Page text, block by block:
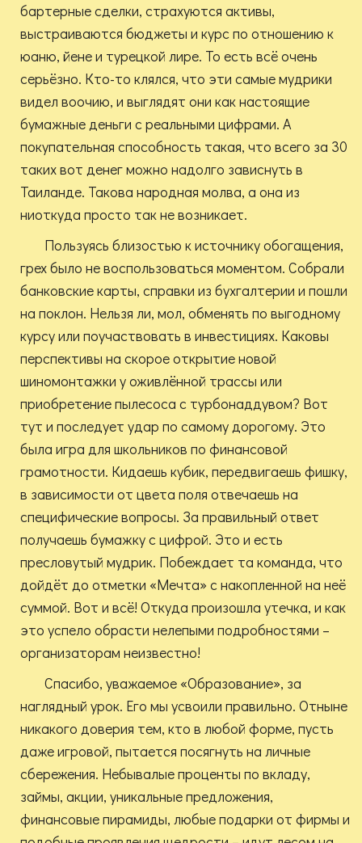
бартерные сделки, страхуются активы,
выстраиваются бюджеты и курс по отношению к
юаню, йене и турецкой лире. То есть всё очень
серьёзно. Кто-то клялся, что эти самые мудрики
видел воочию, и выглядят они как настоящие
бумажные деньги с реальными цифрами. А
покупательная способность такая, что всего за 30
таких вот денег можно надолго зависнуть в
Таиланде. Такова народная молва, а она из
ниоткуда просто так не возникает.
Пользуясь близостью к источнику обогащения,
грех было не воспользоваться моментом. Собрали
банковские карты, справки из бухгалтерии и пошли
на поклон. Нельзя ли, мол, обменять по выгодному
курсу или поучаствовать в инвестициях. Каковы
перспективы на скорое открытие новой
шиномонтажки у оживлённой трассы или
приобретение пылесоса с турбонаддувом? Вот
тут и последует удар по самому дорогому. Это
была игра для школьников по финансовой
грамотности. Кидаешь кубик, передвигаешь фишку,
в зависимости от цвета поля отвечаешь на
специфические вопросы. За правильный ответ
получаешь бумажку с цифрой. Это и есть
пресловутый мудрик. Побеждает та команда, что
дойдёт до отметки «Мечта» с накопленной на неё
суммой. Вот и всё! Откуда произошла утечка, и как
это успело обрасти нелепыми подробностями –
организаторам неизвестно!
Спасибо, уважаемое «Образование», за
наглядный урок. Его мы усвоили правильно. Отныне
никакого доверия тем, кто в любой форме, пусть
даже игровой, пытается посягнуть на личные
сбережения. Небывалые проценты по вкладу,
займы, акции, уникальные предложения,
финансовые пирамиды, любые подарки от фирмы и